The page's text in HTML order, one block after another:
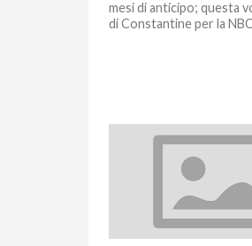
mesi di anticipo; questa
di Constantine per la